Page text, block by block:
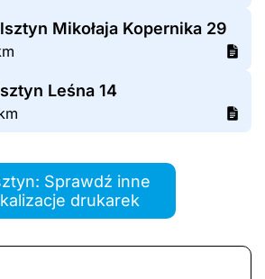
Mikołaja Kopernika 29
Leśna 14
Sprawdź inne
drukarek